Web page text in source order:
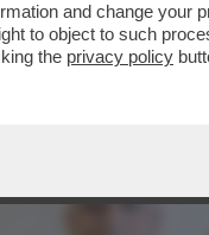
and change your
to object to such
the privacy policy